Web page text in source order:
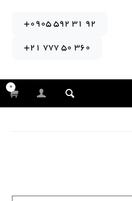
+0905 592 31 92
+21 777 50 360
0